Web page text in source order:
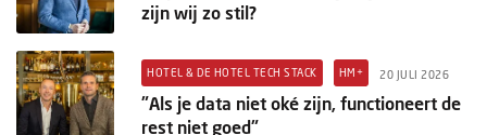
zijn wij zo stil?
HOTEL & DE HOTEL TECH STACK HM+ 20 JULI 2026
"Als je data niet oké zijn, functioneert de
rest niet goed"